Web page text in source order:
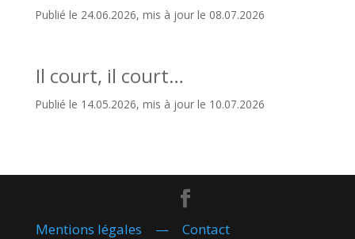
Publié le 24.06.2026, mis à jour le 08.07.2026
Il court, il court…
Publié le 14.05.2026, mis à jour le 10.07.2026
Mentions légales — Contact